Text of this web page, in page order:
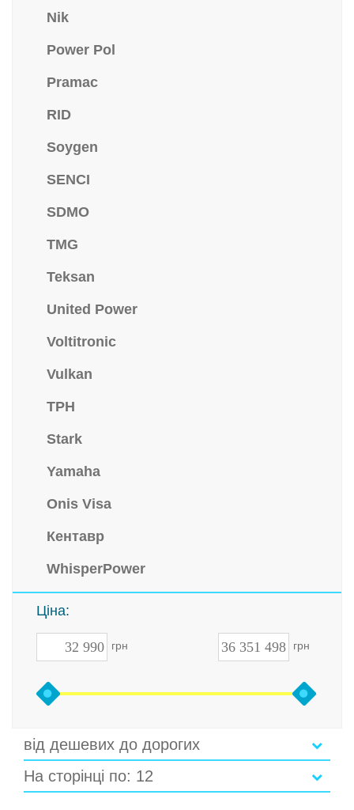
Nik
Power Pol
Pramac
RID
Soygen
SENCI
SDMO
TMG
Teksan
United Power
Voltitronic
Vulkan
TPH
Stark
Yamaha
Onis Visa
Кентавр
WhisperPower
Ціна:
грн грн
від дешевих до дорогих
На сторінці по: 12